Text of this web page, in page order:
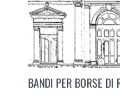
BANDI PER BORSE DI